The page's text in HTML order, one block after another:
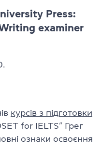
Press:
examiner
курсів з підготовки
for IELTS” Грег
ознаки освоєння